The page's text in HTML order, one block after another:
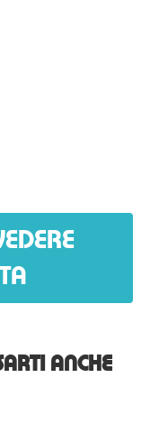
ANCHE